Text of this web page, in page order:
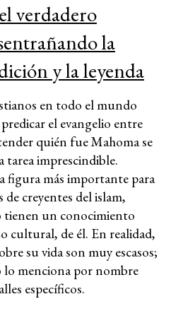
verdadero
la
y la leyenda
en todo el mundo
el evangelio entre
quién fue Mahoma se
tarea imprescindible.
figura más importante para
de creyentes del islam,
tienen un conocimiento
cultural, de él. En realidad,
su vida son muy escasos;
menciona por nombre
específicos.